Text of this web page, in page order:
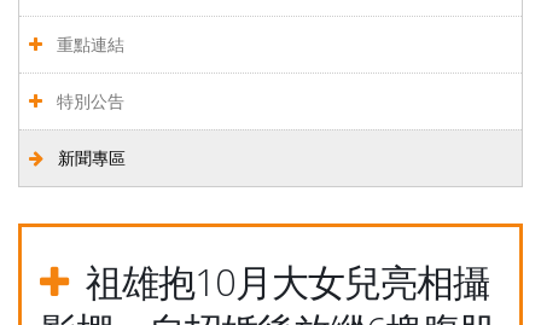
重點連結
特別公告
新聞專區
祖雄抱10月大女兒亮相攝